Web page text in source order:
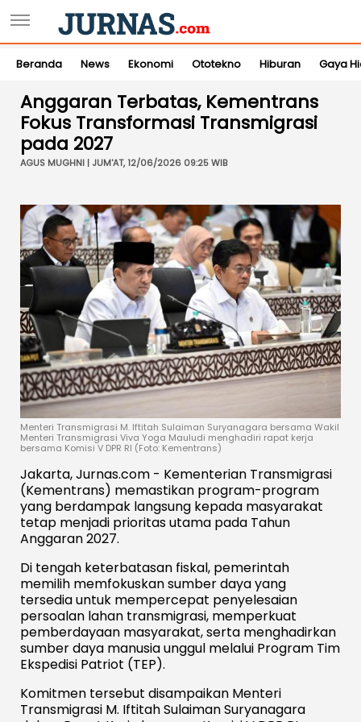
Beranda News Ekonomi Ototekno Hiburan Gaya
Anggaran Terbatas, Kementrans
Fokus Transformasi Transmigrasi
pada 2027
AGUS MUGHNI | JUM'AT, 12/06/2026 09:25 WIB
Menteri Transmigrasi M. Iftitah Sulaiman Suryanagara bersama Wakil
Menteri Transmigrasi Viva Yoga Mauludi menghadiri rapat kerja
bersama Komisi V DPR RI (Foto: Kementrans)
Jakarta, Jurnas.com - Kementerian Transmigrasi
(Kementrans) memastikan program-program
yang berdampak langsung kepada masyarakat
tetap menjadi prioritas utama pada Tahun
Anggaran 2027.
Di tengah keterbatasan fiskal, pemerintah
memilih memfokuskan sumber daya yang
tersedia untuk mempercepat penyelesaian
persoalan lahan transmigrasi, memperkuat
pemberdayaan masyarakat, serta menghadirkan
sumber daya manusia unggul melalui Program Tim
Ekspedisi Patriot (TEP).
Komitmen tersebut disampaikan Menteri
Transmigrasi M. Iftitah Sulaiman Suryanagara